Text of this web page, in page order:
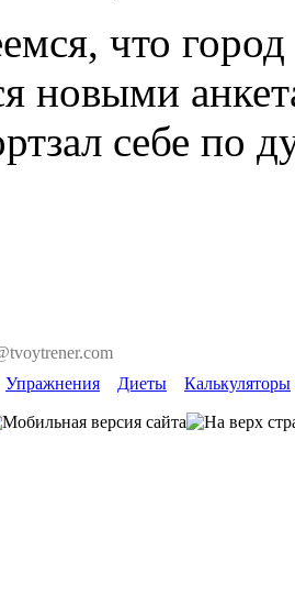
что
новыми
себе по
Упражнения Диеты Калькуляторы